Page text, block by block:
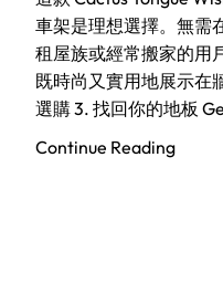
車架是理想選擇。無需
租屋族或經常搬家的用
既時尚又實用地展示在
選購 3. 找回你的地板
Continue Reading